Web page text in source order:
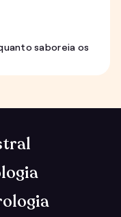
saboreia os